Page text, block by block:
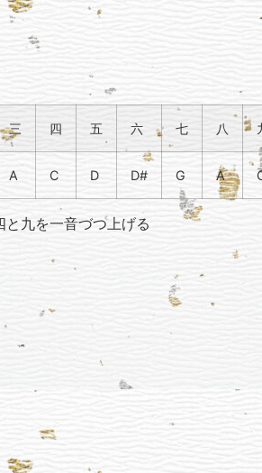
三 四 五 六 七 八
A C D D# G A
九を一音づつ上げる